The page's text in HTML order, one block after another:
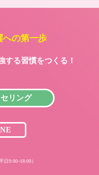
への第一歩
する習慣をつくる！
リング
日9:00~18:00）